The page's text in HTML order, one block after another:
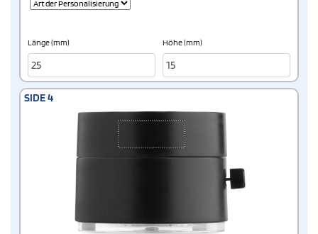
Länge (mm) Höhe (mm)
SIDE 4